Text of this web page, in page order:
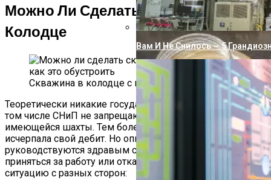
Вам И Не Снилось — 5
Можно Ли Сделать Скважину В
Колодце
Скважина в колодце с насосом на оголовке
Теоретически никакие государственные документы, в
том числе СНиП не запрещают бурить внутри уже
имеющейся шахты. Тем более, если она полностью
исчерпала свой дебит. Но опытные мастера чаще
руководствуются здравым смыслом перед тем как
приняться за работу или отказаться от нее. Взвешивают
ситуацию с разных сторон: